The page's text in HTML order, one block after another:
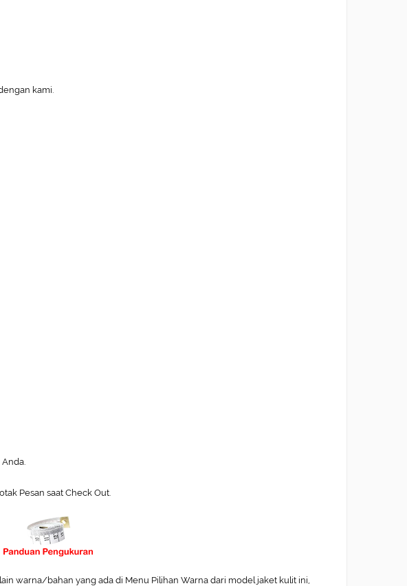
kami.
Pesan saat Check Out.
warna/bahan yang ada di Menu Pilihan Warna dari model jaket kulit ini,